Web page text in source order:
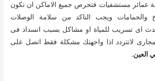
عمائر مستشفيات فتحرص جميع الاماكن ان تكون
والحمامات ويجب التاكد من سلامة الوصلات
اى تسريب للمياة او مشاكل بسبب انسداد فى
لاتتردد اذا واجهتك مشكلة فقط اتصل على
العين.